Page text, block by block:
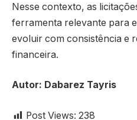
Nesse contexto, as
ferramenta relevante para
evoluir com consistência e
financeira.
Autor: Dabarez Tayris
Post Views: 238